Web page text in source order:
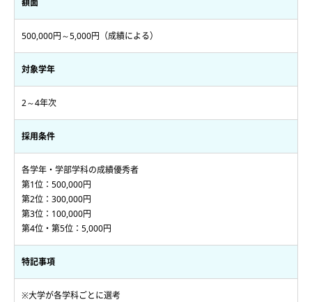
額面
500,000円～5,000円（成績による）
対象学年
2～4年次
採用条件
各学年・学部学科の成績優秀者
第1位：500,000円
第2位：300,000円
第3位：100,000円
第4位・第5位：5,000円
特記事項
※大学が各学科ごとに選考